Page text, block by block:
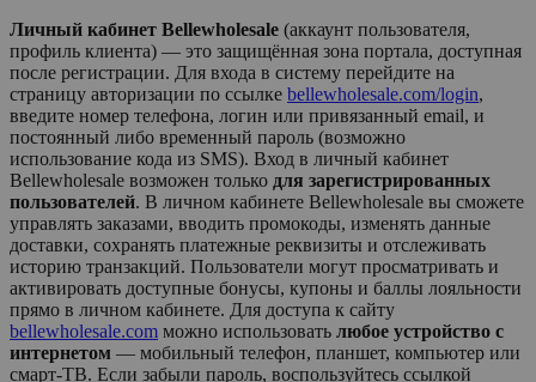
Личный кабинет Bellewholesale (аккаунт пользователя,
профиль клиента) — это защищённая зона портала, доступная
после регистрации. Для входа в систему перейдите на
страницу авторизации по ссылке bellewholesale.com/login,
введите номер телефона, логин или привязанный email, и
постоянный либо временный пароль (возможно
использование кода из SMS). Вход в личный кабинет
Bellewholesale возможен только для зарегистрированных
пользователей. В личном кабинете Bellewholesale вы сможете
управлять заказами, вводить промокоды, изменять данные
доставки, сохранять платежные реквизиты и отслеживать
историю транзакций. Пользователи могут просматривать и
активировать доступные бонусы, купоны и баллы лояльности
прямо в личном кабинете. Для доступа к сайту
bellewholesale.com можно использовать любое устройство с
интернетом — мобильный телефон, планшет, компьютер или
смарт-ТВ. Если забыли пароль, воспользуйтесь ссылкой